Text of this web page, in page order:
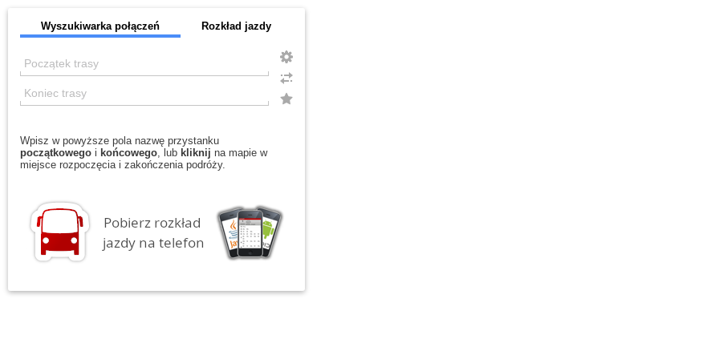
Wyszukiwarka połączeń Rozkład jazdy
Wpisz w powyższe pola nazwę przystanku
początkowego i końcowego, lub kliknij na mapie w
miejsce rozpoczęcia i zakończenia podróży.